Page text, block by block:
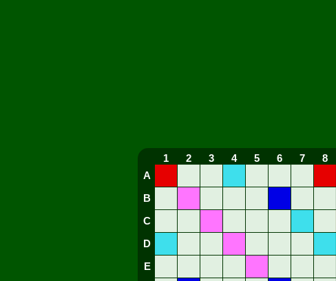
1 2 3 4 5 6 7 8
A
B
C
D
E